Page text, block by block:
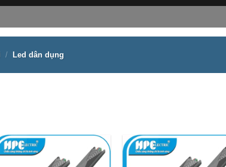
/ Led dân dụng